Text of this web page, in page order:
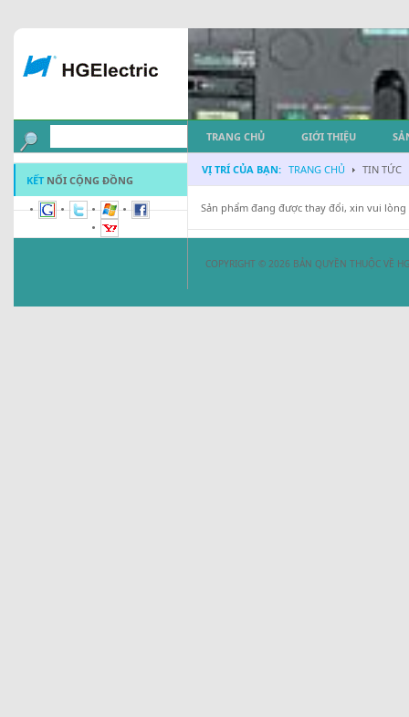
TRANG CHỦ GIỚI THIỆU
VỊ TRÍ CỦA BẠN: TRANG CHỦ TIN TỨC
Sản phẩm đang được thay đổi, xin vui lòng
KẾT NỐI CỘNG ĐỒNG
COPYRIGHT © 2026 BẢN QUYỀN THUỘC VỀ